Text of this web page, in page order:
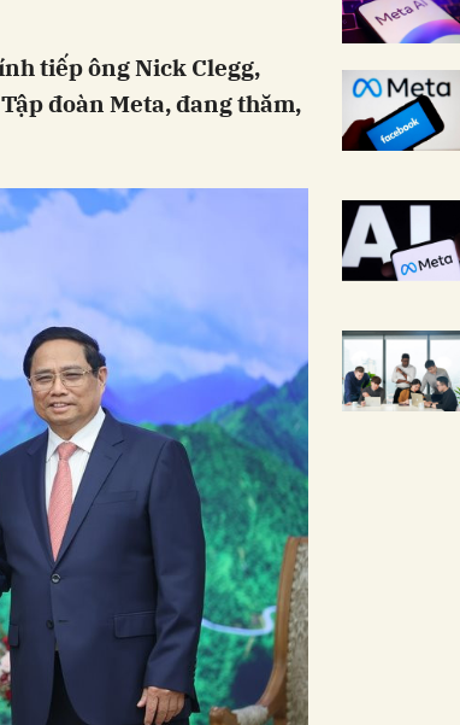
tiếp ông Nick Clegg,
đoàn Meta, đang thăm,